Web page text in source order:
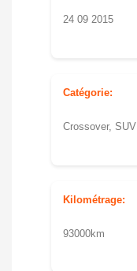
24 09 2015
Catégorie:
Crossover, SUV
Kilométrage:
93000km